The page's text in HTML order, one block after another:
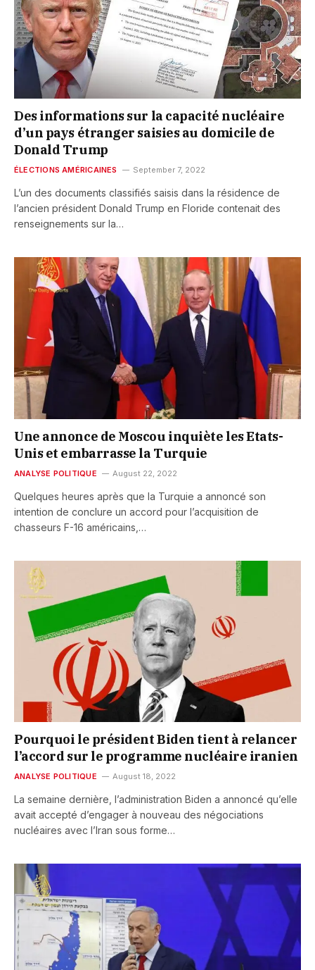
Des informations sur la capacité nucléaire
d’un pays étranger saisies au domicile de
Donald Trump
ÉLECTIONS AMÉRICAINES September 7, 2022
L’un des documents classifiés saisis dans la résidence de
l’ancien président Donald Trump en Floride contenait des
renseignements sur la…
Une annonce de Moscou inquiète les Etats-
Unis et embarrasse la Turquie
ANALYSE POLITIQUE August 22, 2022
Quelques heures après que la Turquie a annoncé son
intention de conclure un accord pour l’acquisition de
chasseurs F-16 américains,…
Pourquoi le président Biden tient à relancer
l’accord sur le programme nucléaire iranien
ANALYSE POLITIQUE August 18, 2022
La semaine dernière, l’administration Biden a annoncé qu’elle
avait accepté d’engager à nouveau des négociations
nucléaires avec l’Iran sous forme…